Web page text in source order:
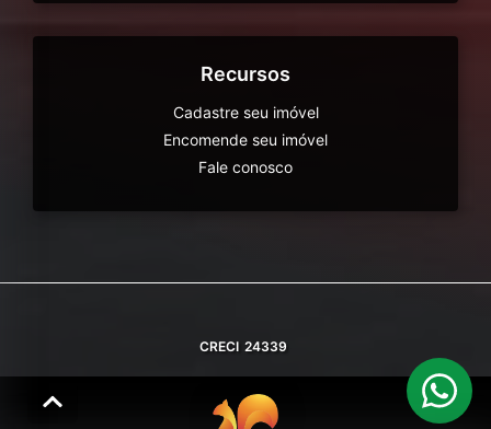
Recursos
Cadastre seu imóvel
Encomende seu imóvel
Fale conosco
CRECI 24339